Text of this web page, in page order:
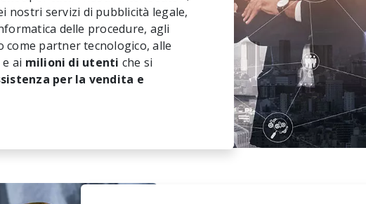
nostri servizi di pubblicità legale,
delle procedure, agli
come partner tecnologico, alle
ai milioni di utenti che si
per la vendita e